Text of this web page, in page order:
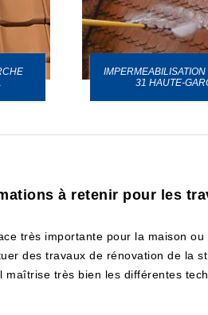
31 HAUTE-
à retenir pour les
très importante pour la maison
des travaux de rénovation de la
maîtrise très bien les différentes